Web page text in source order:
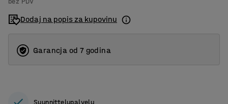
Dodaj na popis za kupovinu
Garancja od 7 godina
Suunnittelupalvelu